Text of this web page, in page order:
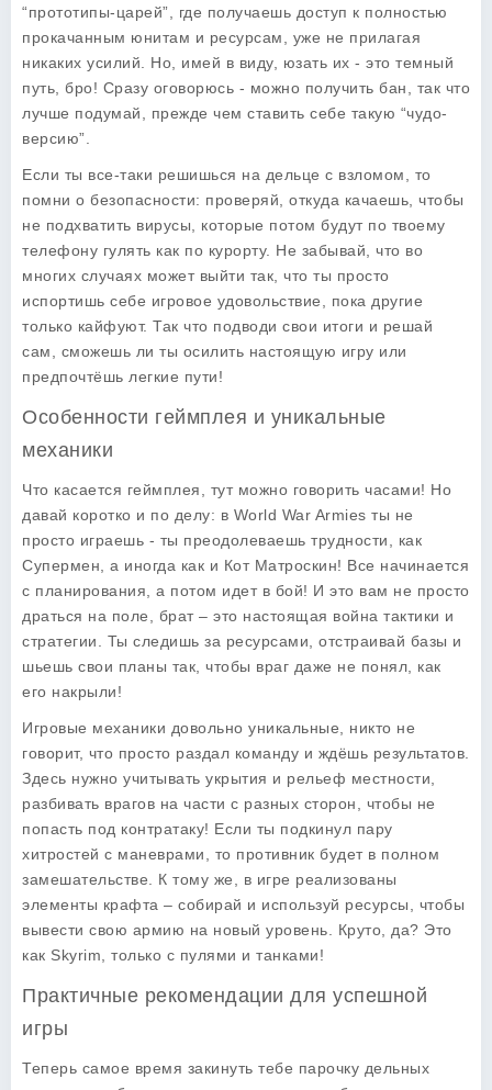
“прототипы-царей”, где получаешь доступ к полностью
прокачанным юнитам и ресурсам, уже не прилагая
никаких усилий. Но, имей в виду, юзать их - это темный
путь, бро! Сразу оговорюсь - можно получить бан, так что
лучше подумай, прежде чем ставить себе такую “чудо-
версию”.
Если ты все-таки решишься на дельце с взломом, то
помни о безопасности: проверяй, откуда качаешь, чтобы
не подхватить вирусы, которые потом будут по твоему
телефону гулять как по курорту. Не забывай, что во
многих случаях может выйти так, что ты просто
испортишь себе игровое удовольствие, пока другие
только кайфуют. Так что подводи свои итоги и решай
сам, сможешь ли ты осилить настоящую игру или
предпочтёшь легкие пути!
Особенности геймплея и уникальные
механики
Что касается геймплея, тут можно говорить часами! Но
давай коротко и по делу: в World War Armies ты не
просто играешь - ты преодолеваешь трудности, как
Супермен, а иногда как и Кот Матроскин! Все начинается
с планирования, а потом идет в бой! И это вам не просто
драться на поле, брат – это настоящая война тактики и
стратегии. Ты следишь за ресурсами, отстраивай базы и
шьешь свои планы так, чтобы враг даже не понял, как
его накрыли!
Игровые механики довольно уникальные, никто не
говорит, что просто раздал команду и ждёшь результатов.
Здесь нужно учитывать укрытия и рельеф местности,
разбивать врагов на части с разных сторон, чтобы не
попасть под контратаку! Если ты подкинул пару
хитростей с маневрами, то противник будет в полном
замешательстве. К тому же, в игре реализованы
элементы крафта – собирай и используй ресурсы, чтобы
вывести свою армию на новый уровень. Круто, да? Это
как Skyrim, только с пулями и танками!
Практичные рекомендации для успешной
игры
Теперь самое время закинуть тебе парочку дельных